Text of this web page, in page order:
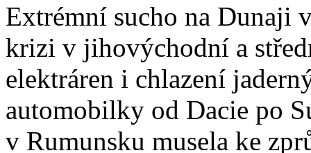
Extrémní sucho na Dunaji
krizi v jihovýchodní a
elektráren i chlazení
automobilky od Dacie po
v Rumunsku musela ke